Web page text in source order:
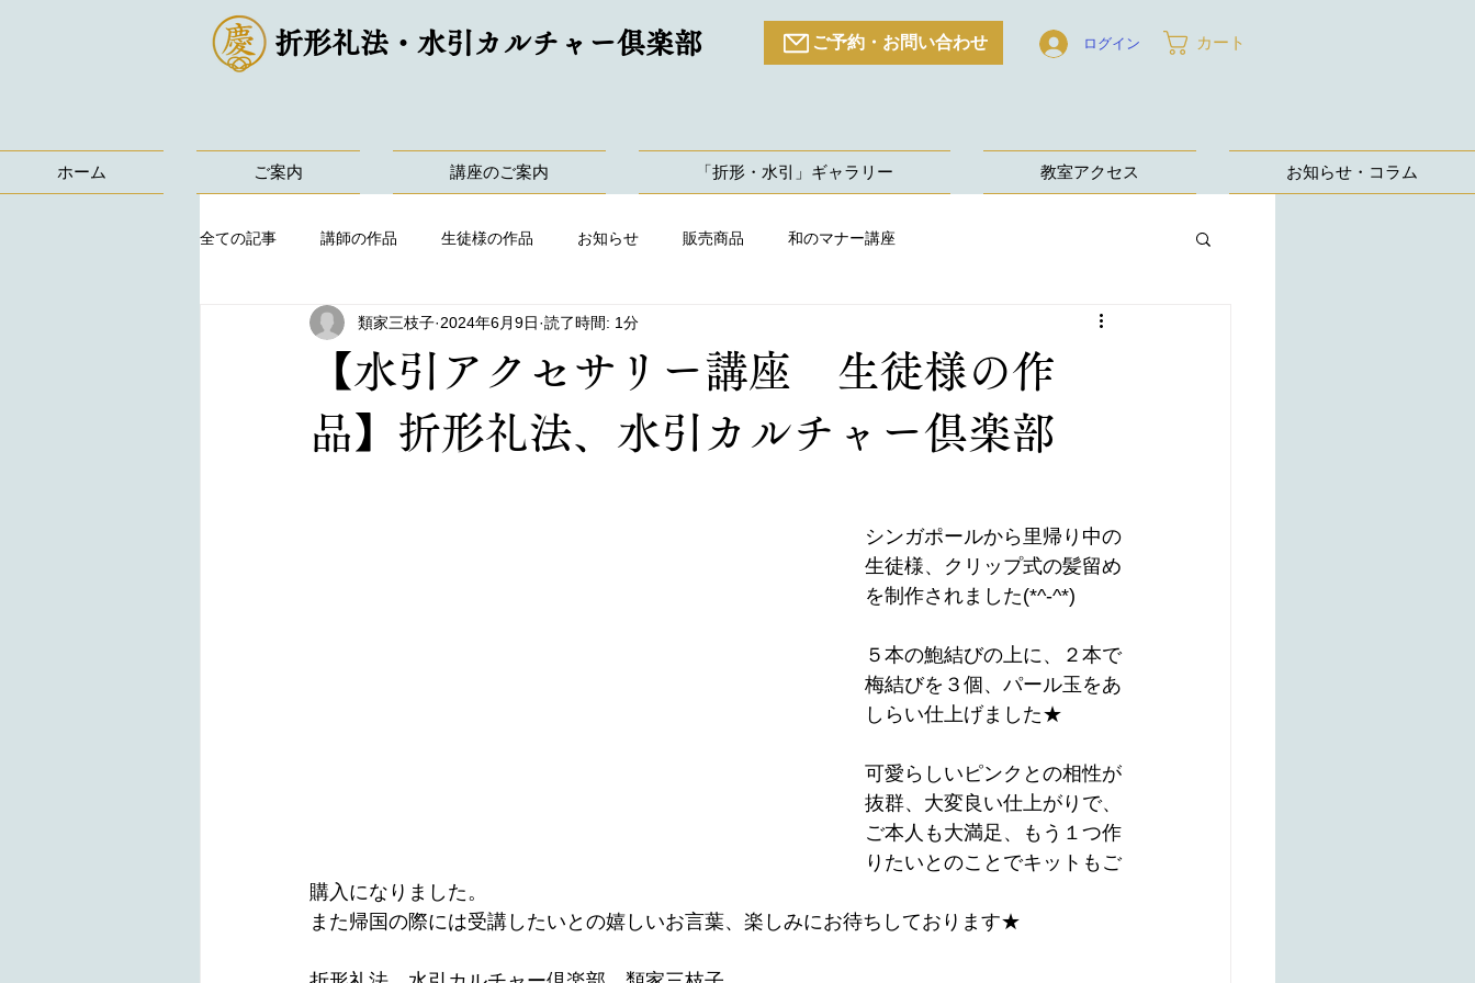
折形礼法・水引カルチャー倶楽部 ご予約・お問い合わせ ログイン カート
ホーム ご案内 講座のご案内 「折形・水引」ギャラリー 教室アクセス お知らせ・コラム
全ての記事 講師の作品 生徒様の作品 お知らせ 販売商品 和のマナー講座
【水引アクセサリー講座 生徒様の作
品】折形礼法、水引カルチャー倶楽部
類家三枝子 2024年6月9日 読了時間: 1分
シンガポールから里帰り中の
生徒様、クリップ式の髪留め
を制作されました(*^-^*)
５本の鮑結びの上に、２本で
梅結びを３個、パール玉をあ
しらい仕上げました★
可愛らしいピンクとの相性が
抜群、大変良い仕上がりで、
ご本人も大満足、もう１つ作
りたいとのことでキットもご
購入になりました。
また帰国の際には受講したいとの嬉しいお言葉、楽しみにお待ちしております★